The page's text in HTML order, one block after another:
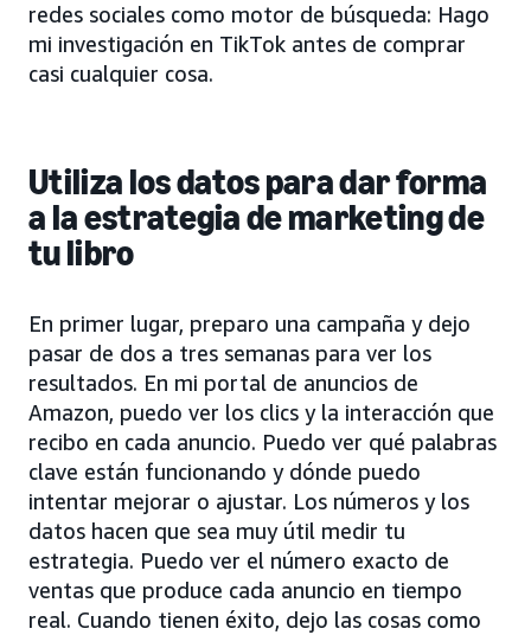
redes sociales como motor de búsqueda: Hago
mi investigación en TikTok antes de comprar
casi cualquier cosa.
Utiliza los datos para dar forma
a la estrategia de marketing de
tu libro
En primer lugar, preparo una campaña y dejo
pasar de dos a tres semanas para ver los
resultados. En mi portal de anuncios de
Amazon, puedo ver los clics y la interacción que
recibo en cada anuncio. Puedo ver qué palabras
clave están funcionando y dónde puedo
intentar mejorar o ajustar. Los números y los
datos hacen que sea muy útil medir tu
estrategia. Puedo ver el número exacto de
ventas que produce cada anuncio en tiempo
real. Cuando tienen éxito, dejo las cosas como